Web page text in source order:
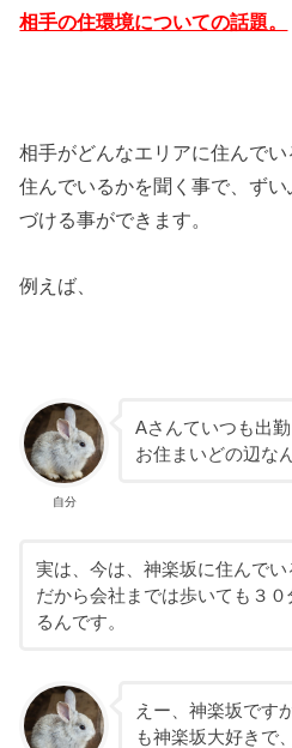
相手の住環境についての話題。
相手がどんなエリアに住んで
住んでいるかを聞く事で、ず
づける事ができます。
例えば、
自分
Aさんていつも出
お住まいどの辺な
実は、今は、神楽坂に住んでい
だから会社までは歩いても３
るんです。
えー、神楽坂です
も神楽坂大好きで